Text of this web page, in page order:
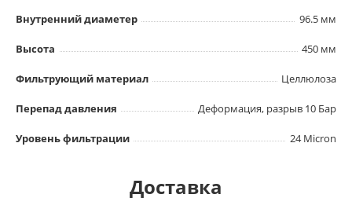
Внутренний диаметер 96.5 мм
Высота 450 мм
Фильтрующий материал Целлюлоза
Перепад давления Деформация, разрыв 10 Бар
Уровень фильтрации 24 Micron
Доставка